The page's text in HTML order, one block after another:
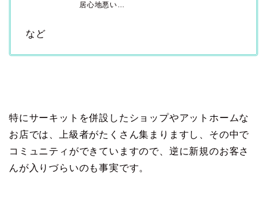
居心地悪い…
など
特にサーキットを併設したショップやアットホームな
お店では、上級者がたくさん集まりますし、その中で
コミュニティができていますので、逆に新規のお客さ
んが入りづらいのも事実です。